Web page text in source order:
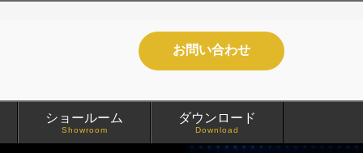
お問い合わせ
ショールーム
Showroom
ダウンロード
Download